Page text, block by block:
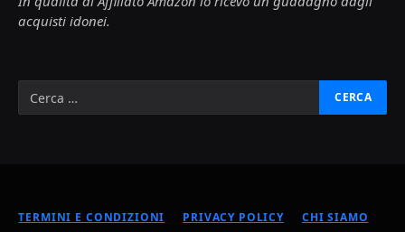
acquisti idonei.
TERMINI E CONDIZIONI PRIVACY POLICY CHI SIAMO